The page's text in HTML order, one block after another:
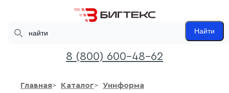
Найти
8 (800) 600-48-62
Главная Каталог
Униформа